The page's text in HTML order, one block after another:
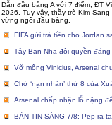
Dẫn đầu bảng A với 7 điểm, ĐT
2026. Tuy vậy, thầy trò Kim
vững ngôi đầu bảng.
FIFA gửi trả tiền cho Jordan
Tây Ban Nha đòi quyền
Vỡ mộng Vinicius, Arsenal
Chờ ‘nạn nhân’ thứ 8 của
Arsenal chấp nhận lỗ nặng
BẢN TIN SÁNG 7/8: Pep ra